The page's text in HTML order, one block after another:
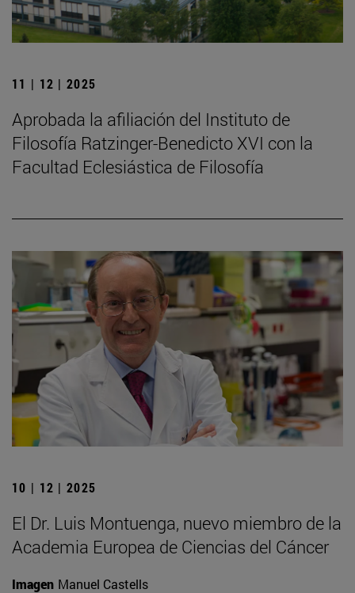
11 | 12 | 2025
Aprobada la afiliación del Instituto de
Filosofía Ratzinger-Benedicto XVI con la
Facultad Eclesiástica de Filosofía
10 | 12 | 2025
El Dr. Luis Montuenga, nuevo miembro de la
Academia Europea de Ciencias del Cáncer
Imagen Manuel Castells